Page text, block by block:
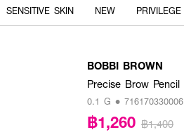
SENSITIVE SKIN NEW PRIVILEGE
BOBBI BROWN
Precise Brow Pencil
0.1 G • 716170330006
฿1,260 ฿1,400